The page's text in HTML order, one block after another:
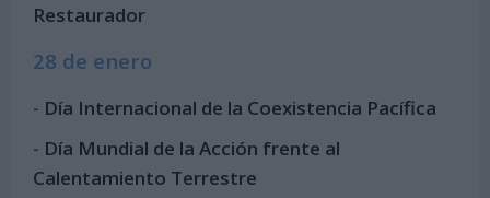
Restaurador
28 de enero
- Día Internacional de la Coexistencia Pacífica
- Día Mundial de la Acción frente al
Calentamiento Terrestre